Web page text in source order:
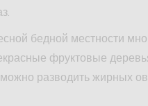
бедной местности
фруктовые
можно разводить жирных